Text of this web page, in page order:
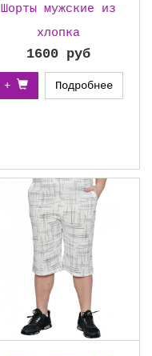
Шорты мужские из
хлопка
1600 руб
+ Подробнее